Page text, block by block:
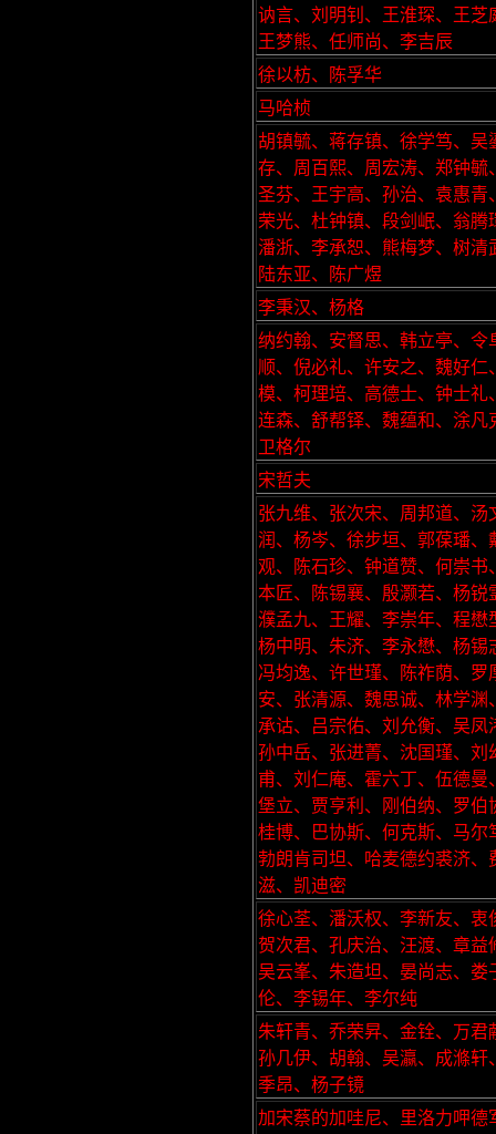
讷言、刘明钊、王淮琛、王芝
王梦熊、任师尚、李吉辰
徐以枋、陈孚华
马哈桢
胡镇毓、蒋存镇、徐学笃、吴
存、周百熙、周宏涛、郑钟毓
圣芬、王宇高、孙治、袁惠青
荣光、杜钟镇、段剑岷、翁腾
潘浙、李承恕、熊梅梦、树清
陆东亚、陈广煜
李秉汉、杨格
纳约翰、安督思、韩立亭、令
顺、倪必礼、许安之、魏好仁
模、柯理培、高德士、钟士礼
连森、舒帮铎、魏蕴和、涂凡
卫格尔
宋哲夫
张九维、张次宋、周邦道、汤
润、杨岑、徐步垣、郭葆璠、
观、陈石珍、钟道赞、何崇书
本匠、陈锡襄、殷灏若、杨锐
濮孟九、王耀、李崇年、程懋
杨中明、朱济、李永懋、杨锡
冯均逸、许世瑾、陈祚荫、罗
安、张清源、魏思诚、林学渊
承诂、吕宗佑、刘允衡、吴凤
孙中岳、张进菁、沈国瑾、刘
甫、刘仁庵、霍六丁、伍德曼
堡立、贾亨利、刚伯纳、罗伯
桂博、巴协斯、何克斯、马尔
勃朗肯司坦、哈麦德约裘济、
滋、凯迪密
徐心荃、潘沃权、李新友、衷
贺次君、孔庆治、汪渡、章益
吴云峯、朱造坦、晏尚志、娄
伦、李锡年、李尔纯
朱轩青、乔荣昇、金铨、万君
孙几伊、胡翰、吴瀛、成滌轩
季昂、杨子镜
加宋蔡的加哇尼、里洛力呷德